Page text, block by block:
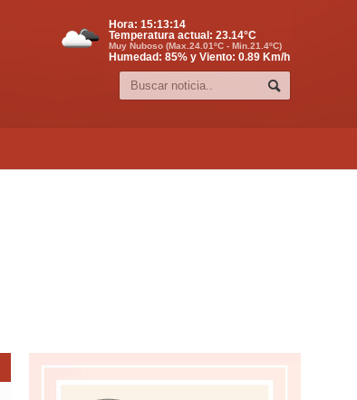
Hora: 15:13:15
Temperatura actual: 23.14°C
Muy Nuboso (Max.24.01ºC - Min.21.4ºC)
Humedad: 85% y Viento: 0.89 Km/h